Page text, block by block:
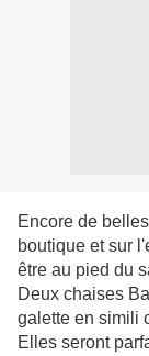
Encore de
boutique et sur
être au pied du
Deux chaises
galette en simili
Elles seront